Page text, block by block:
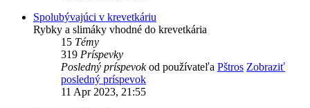
Spolubývajúci v krevetkáriu
Rybky a slimáky vhodné do krevetkária
15 Témy
319 Príspevky
Posledný príspevokod používateľa Pštros Zobraziť
posledný príspevok
11 Apr 2023, 21:55